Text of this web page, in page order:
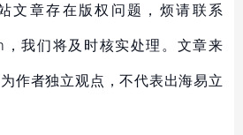
文章存在版权问题，烦请联系
，我们将及时核实处理。文章来
作者独立观点，不代表出海易立